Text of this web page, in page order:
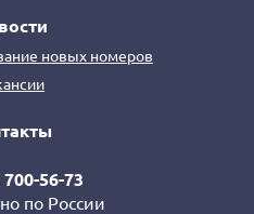
новых номеров
700-56-73
по России